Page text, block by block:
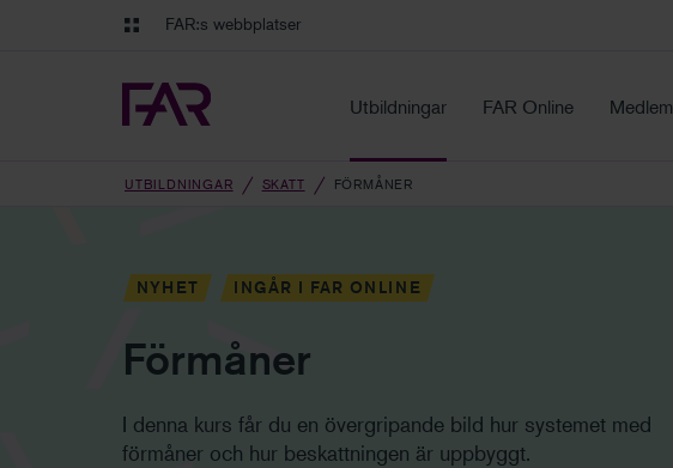
Gå till navigation FAR:s webbplatser
Utbildningar FAR Online Medlem
UTBILDNINGAR SKATT FÖRMÅNER
NYHET INGÅR I FAR ONLINE
Förmåner
I denna kurs får du en övergripande bild hur systemet med
förmåner och hur beskattningen är uppbyggt.